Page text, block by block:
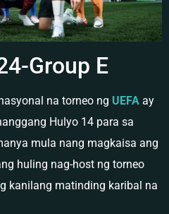
Group E
na torneo ng UEFA ay
Hulyo 14 para sa
mula nang magkaisa ang
huling nag-host ng torneo
kanilang matinding karibal na